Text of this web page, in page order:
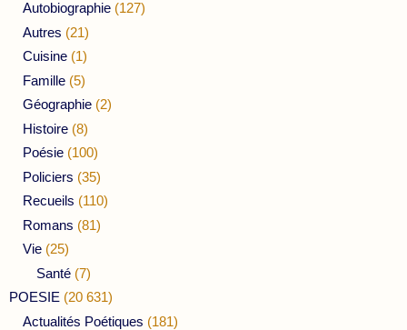
Autobiographie (127)
Autres (21)
Cuisine (1)
Famille (5)
Géographie (2)
Histoire (8)
Poésie (100)
Policiers (35)
Recueils (110)
Romans (81)
Vie (25)
Santé (7)
POESIE (20 631)
Actualités Poétiques (181)